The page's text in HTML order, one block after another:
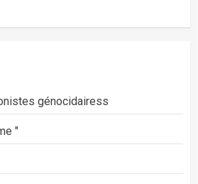
génocidairess
"